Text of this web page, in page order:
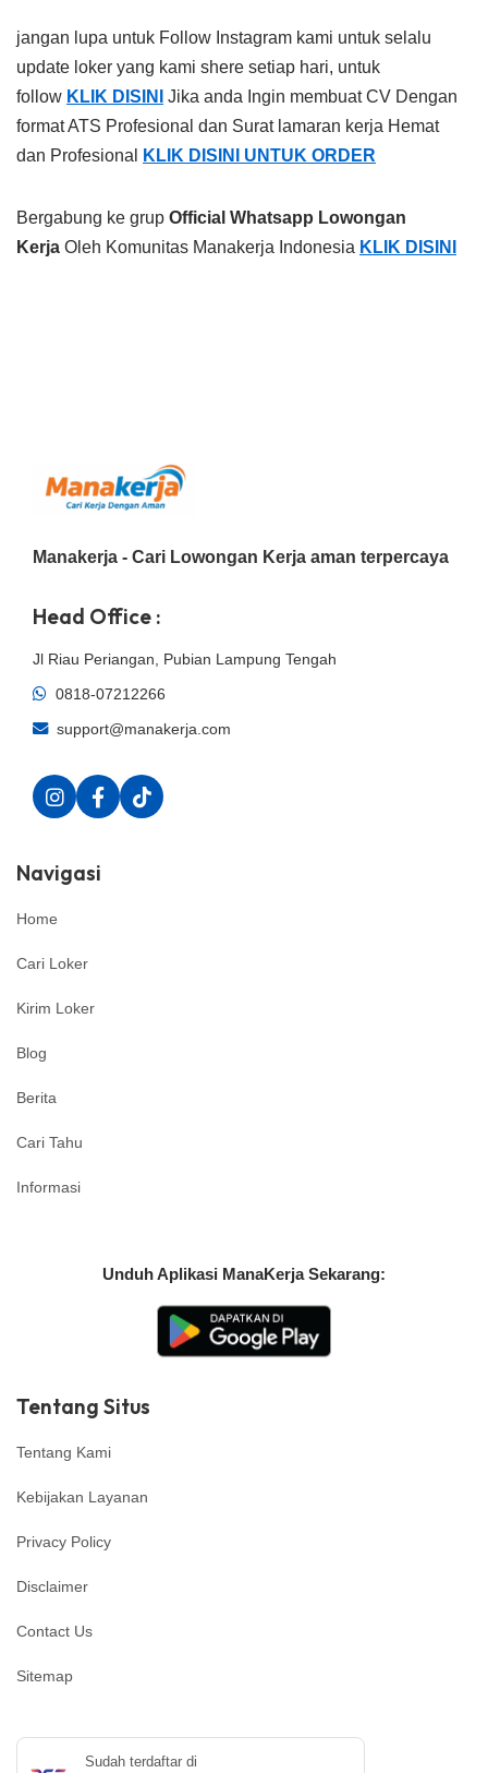
jangan lupa untuk Follow Instagram kami untuk selalu
update loker yang kami shere setiap hari, untuk
follow KLIK DISINI
Jika anda Ingin membuat CV Dengan
format ATS Profesional dan Surat lamaran kerja Hemat
dan Profesional
KLIK DISINI UNTUK ORDER
Bergabung ke grup Official Whatsapp Lowongan
Kerja Oleh Komunitas Manakerja Indonesia KLIK DISINI
Manakerja - Cari Lowongan Kerja aman terpercaya
Head Office :
Jl Riau Periangan, Pubian Lampung Tengah
0818-07212266
support@manakerja.com
Navigasi
Home
Cari Loker
Kirim Loker
Blog
Berita
Cari Tahu
Informasi
Unduh Aplikasi ManaKerja Sekarang:
Tentang Situs
Tentang Kami
Kebijakan Layanan
Privacy Policy
Disclaimer
Contact Us
Sitemap
Sudah terdaftar di